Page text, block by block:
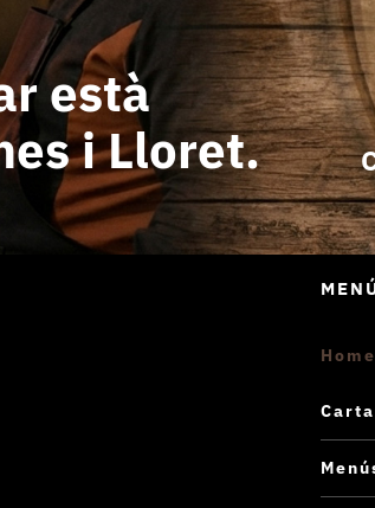
està
i Lloret.
Home
Carta